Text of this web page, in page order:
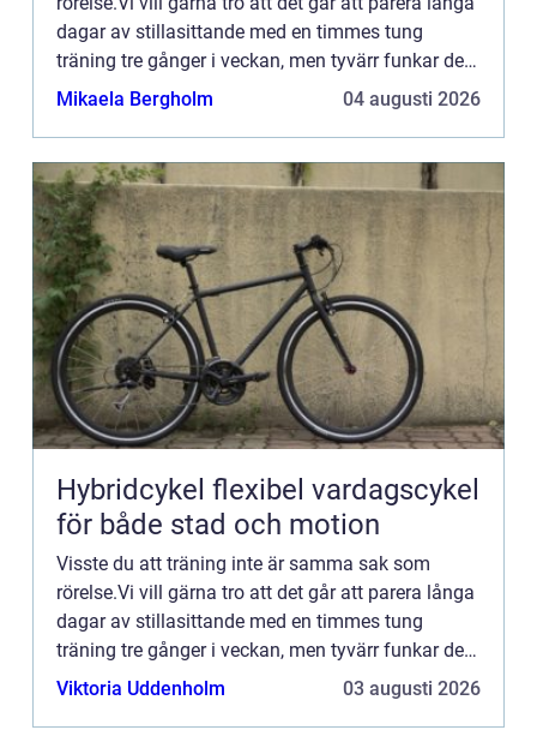
dagar av stillasittande med en timmes tung
träning tre gånger i veckan, men tyvärr funkar det
inte s&ar...
Mikaela Bergholm 04 augusti 2026
Hybridcykel flexibel vardagscykel
för både stad och motion
Visste du att träning inte är samma sak som
rörelse.Vi vill gärna tro att det går att parera långa
dagar av stillasittande med en timmes tung
träning tre gånger i veckan, men tyvärr funkar det
inte s&ar...
Viktoria Uddenholm 03 augusti 2026